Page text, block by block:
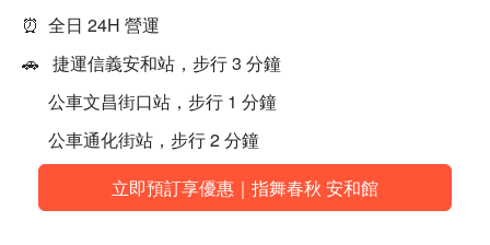
⏰ 全日 24H 營運
🚗 捷運信義安和站，步行 3 分鐘
公車文昌街口站，步行 1 分鐘
公車通化街站，步行 2 分鐘
立即預訂享優惠｜指舞春秋 安和館